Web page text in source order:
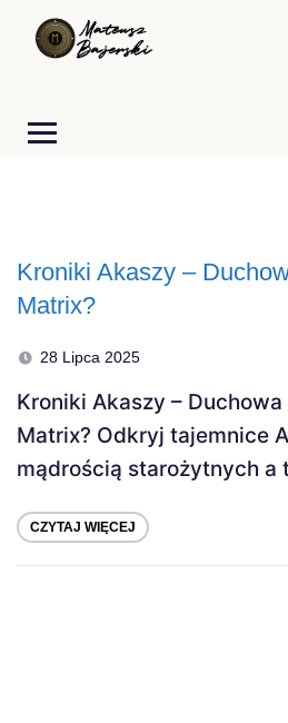
Kroniki Akaszy –
Matrix?
28 Lipca 2025
Kroniki Akaszy –
Matrix? Odkryj tajemnice
mądrością starożytnych a
CZYTAJ WIĘCEJ